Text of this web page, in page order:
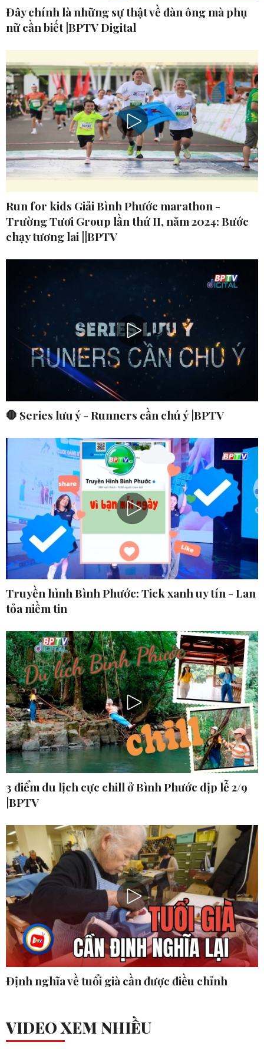
Đây chính là những sự thật về đàn ông mà phụ
nữ cần biết |BPTV Digital
Run for kids Giải Bình Phước marathon -
Trường Tươi Group lần thứ II, năm 2024: Bước
chạy tương lai ||BPTV
🛑 Series lưu ý - Runners cần chú ý |BPTV
Truyền hình Bình Phước: Tick xanh uy tín - Lan
tỏa niềm tin
3 điểm du lịch cực chill ở Bình Phước dịp lễ 2/9
|BPTV
Định nghĩa về tuổi già cần được điều chỉnh
VIDEO XEM NHIỀU